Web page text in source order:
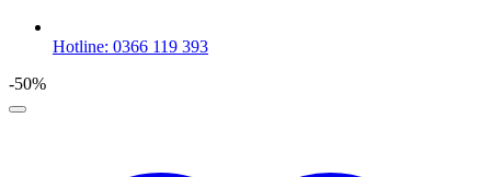
Hotline: 0366 119 393
-50%